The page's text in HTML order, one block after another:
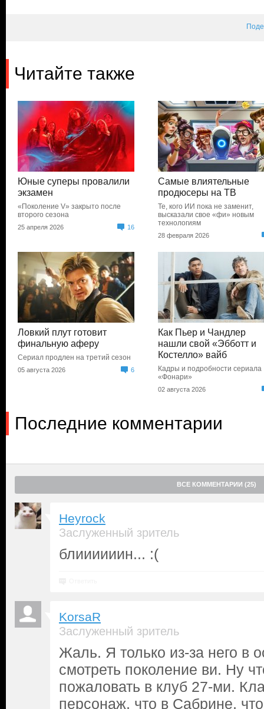
Читайте также
Юные суперы провалили
экзамен
«Поколение V» закрыто после
второго сезона
25 апреля 2026 16
Самые влиятельные
продюсеры на ТВ
Те, кого ИИ пока не заменит,
высказали свое «фи» новым
технологиям
28 февраля 2026
Ловкий плут готовит
финальную аферу
Сериал продлен на третий сезон
05 августа 2026 6
Как Пьер и Чандлер
нашли свой «Эбботт и
Костелло» вайб
Кадры и подробности сериала
«Фонари»
02 августа 2026
Последние комментарии
ВСЕ КОММЕНТАРИИ (25)
Heyrock
Заслуженный зритель
блиииииин... :(
KorsaR
Заслуженный зритель
Жаль. Я только из-за него в
смотреть поколение ви. Ну
пожаловать в клуб 27-ми.
персонаж, что в Сабрине,